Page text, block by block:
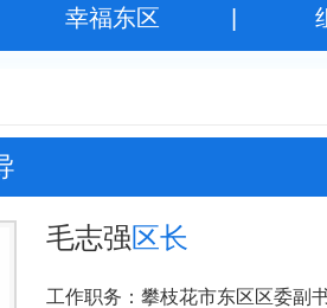
幸福东区
毛志强区长
工作职务：攀枝花市东区区委副